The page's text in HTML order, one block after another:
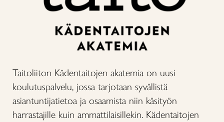
Taitoliiton Kädentaitojen akatemia on uusi
koulutuspalvelu, jossa tarjotaan syvällistä
asiantuntijatietoa ja osaamista niin käsityön
harrastajille kuin ammattilaisillekin. Kädentaitojen